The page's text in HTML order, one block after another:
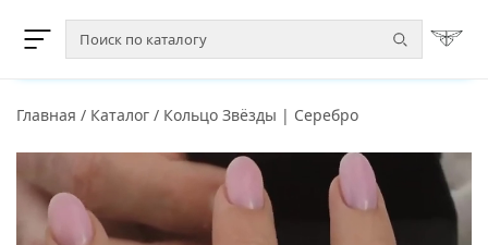
Главная / Каталог / Кольцо Звёзды | Серебро